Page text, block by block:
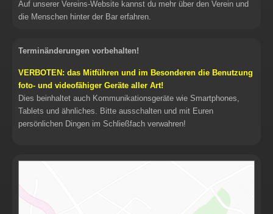
Auf unserer Vereins-Website kannst du mehr über den Verein und
die Menschen hinter der Bar erfahren.
Terminänderungen vorbehalten!
VERBOTEN: das Mitführen und im Besonderen die Benutzung
foto- und videofähiger Geräte aller Art!
Dies beinhaltet auch Kommunikationsgeräte wie Smartphones,
Tablets und ähnliches. Bitte ausschalten und mit Euren
persönlichen Dingen im Schließfach verwahren!